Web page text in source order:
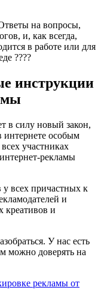
на вопросы,
и, как всегда,
в работе или для
????
инструкции
в силу новый закон,
интернете особым
участниках
рекламы
всех причастных к
и
креативов и
У нас есть
можно доверять на
рекламы от